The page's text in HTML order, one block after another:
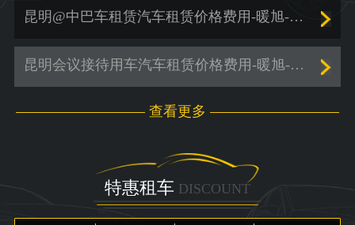
昆明@中巴车租赁汽车租赁价格费用-暖旭-「商务车租赁」
昆明会议接待用车汽车租赁价格费用-暖旭-「包车出行」
查看更多
特惠租车 DISCOUNT